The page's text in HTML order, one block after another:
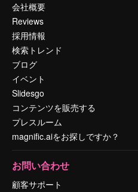
会社概要
Reviews
採用情報
検索トレンド
ブログ
イベント
Slidesgo
コンテンツを販売する
プレスルーム
magnific.aiをお探しですか？
お問い合わせ
顧客サポート